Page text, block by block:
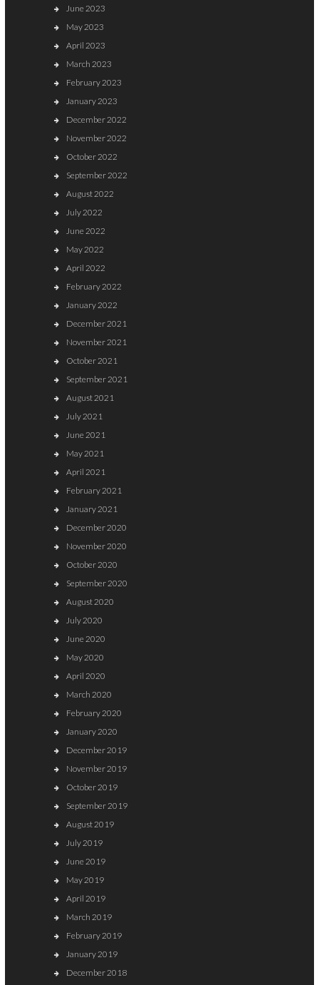
June 2023
May 2023
April 2023
March 2023
February 2023
January 2023
December 2022
November 2022
October 2022
September 2022
August 2022
July 2022
June 2022
May 2022
April 2022
February 2022
January 2022
December 2021
November 2021
October 2021
September 2021
August 2021
July 2021
June 2021
May 2021
April 2021
February 2021
January 2021
December 2020
November 2020
October 2020
September 2020
August 2020
July 2020
June 2020
May 2020
April 2020
March 2020
February 2020
January 2020
December 2019
November 2019
October 2019
September 2019
August 2019
July 2019
June 2019
May 2019
April 2019
March 2019
February 2019
January 2019
December 2018